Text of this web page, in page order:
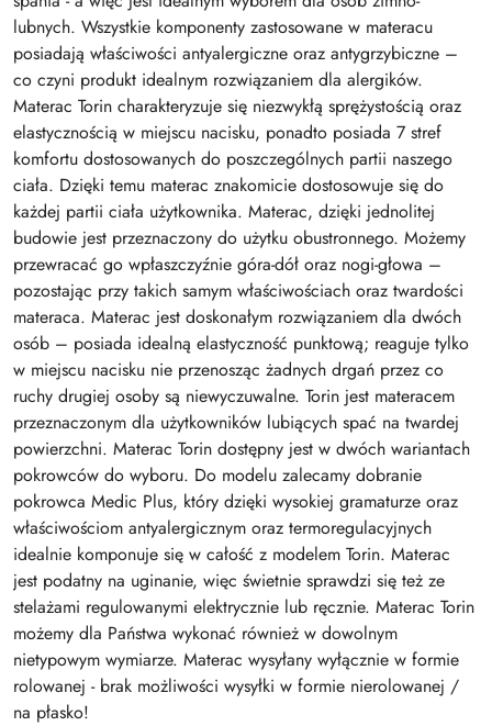
lubnych. Wszystkie komponenty zastosowane w materacu
posiadają właściwości antyalergiczne oraz antygrzybiczne –
co czyni produkt idealnym rozwiązaniem dla alergików.
Materac Torin charakteryzuje się niezwykłą sprężystością oraz
elastycznością w miejscu nacisku, ponadto posiada 7 stref
komfortu dostosowanych do poszczególnych partii naszego
ciała. Dzięki temu materac znakomicie dostosowuje się do
każdej partii ciała użytkownika. Materac, dzięki jednolitej
budowie jest przeznaczony do użytku obustronnego. Możemy
przewracać go wpłaszczyźnie góra-dół oraz nogi-głowa –
pozostając przy takich samym właściwościach oraz twardości
materaca. Materac jest doskonałym rozwiązaniem dla dwóch
osób – posiada idealną elastyczność punktową; reaguje tylko
w miejscu nacisku nie przenosząc żadnych drgań przez co
ruchy drugiej osoby są niewyczuwalne. Torin jest materacem
przeznaczonym dla użytkowników lubiących spać na twardej
powierzchni. Materac Torin dostępny jest w dwóch wariantach
pokrowców do wyboru. Do modelu zalecamy dobranie
pokrowca Medic Plus, który dzięki wysokiej gramaturze oraz
właściwościom antyalergicznym oraz termoregulacyjnych
idealnie komponuje się w całość z modelem Torin. Materac
jest podatny na uginanie, więc świetnie sprawdzi się też ze
stelażami regulowanymi elektrycznie lub ręcznie. Materac Torin
możemy dla Państwa wykonać również w dowolnym
nietypowym wymiarze. Materac wysyłany wyłącznie w formie
rolowanej - brak możliwości wysyłki w formie nierolowanej /
na płasko!